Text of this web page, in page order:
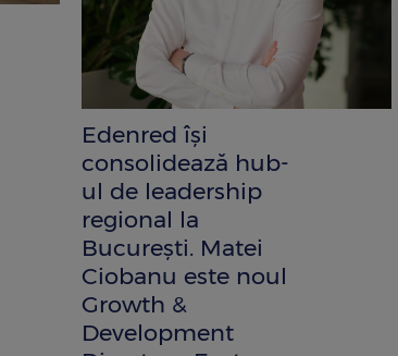
Edenred își
consolidează hub-
ul de leadership
regional la
București. Matei
Ciobanu este noul
Growth &
Development